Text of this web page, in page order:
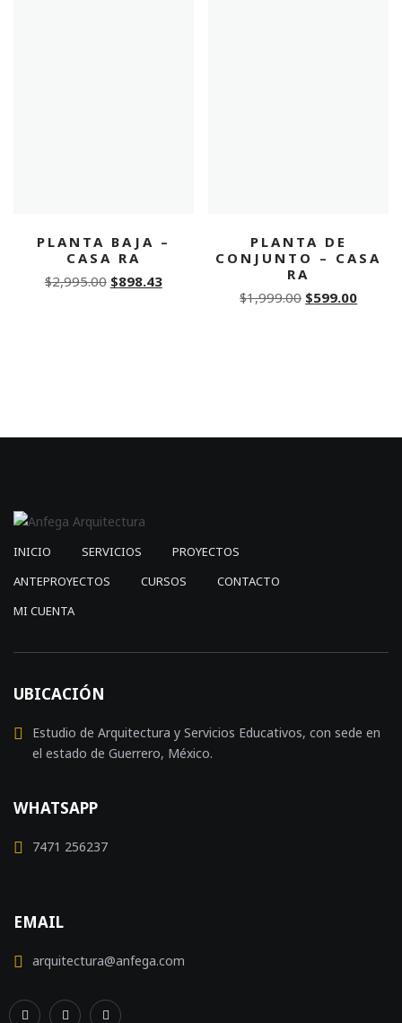
PLANTA BAJA –
CASA RA
$2,995.00 Original
$898.43Current
PLANTA DE
CONJUNTO – CASA
RA
$1,999.00 Original
$599.00
INICIO SERVICIOS
PROYECTOS
ANTEPROYECTOS
CURSOS
CONTACTO
MI CUENTA
UBICACIÓN
Estudio de Arquitectura y Servicios Educativos, con sede en
el estado de Guerrero, México.
WHATSAPP
7471 256237
EMAIL
arquitectura@anfega.com